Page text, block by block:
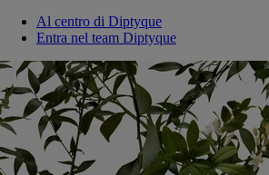
Al centro di Diptyque
Entra nel team Diptyque